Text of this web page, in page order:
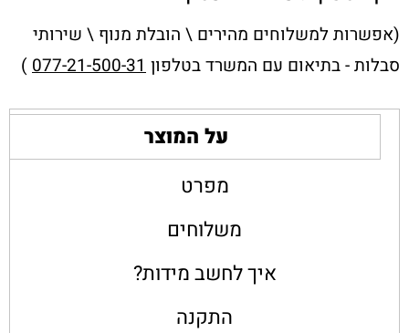
(אפשרות למשלוחים מהירים \ הובלת מנוף \ שירותי
סבלות - בתיאום עם המשרד בטלפון077-21-500-31
)
על המוצר
מפרט
משלוחים
איך לחשב מידות?
התקנה